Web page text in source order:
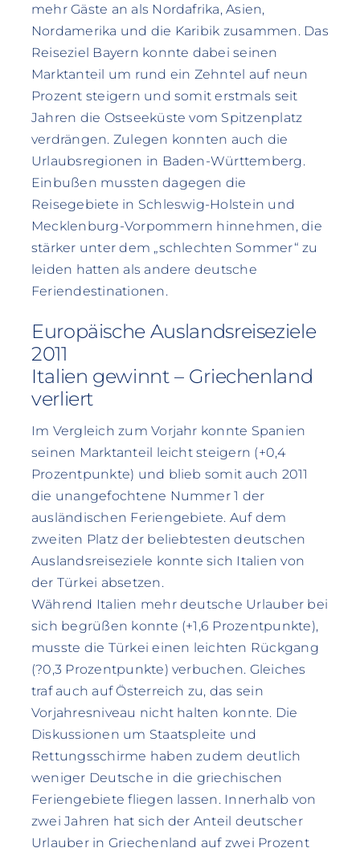
mehr Gäste an als Nordafrika, Asien,
Nordamerika und die Karibik zusammen. Das
Reiseziel Bayern konnte dabei seinen
Marktanteil um rund ein Zehntel auf neun
Prozent steigern und somit erstmals seit
Jahren die Ostseeküste vom Spitzenplatz
verdrängen. Zulegen konnten auch die
Urlaubsregionen in Baden-Württemberg.
Einbußen mussten dagegen die
Reisegebiete in Schleswig-Holstein und
Mecklenburg-Vorpommern hinnehmen, die
stärker unter dem „schlechten Sommer“ zu
leiden hatten als andere deutsche
Feriendestinationen.
Europäische Auslandsreiseziele
2011
Italien gewinnt – Griechenland
verliert
Im Vergleich zum Vorjahr konnte Spanien
seinen Marktanteil leicht steigern (+0,4
Prozentpunkte) und blieb somit auch 2011
die unangefochtene Nummer 1 der
ausländischen Feriengebiete. Auf dem
zweiten Platz der beliebtesten deutschen
Auslandsreiseziele konnte sich Italien von
der Türkei absetzen.
Während Italien mehr deutsche Urlauber bei
sich begrüßen konnte (+1,6 Prozentpunkte),
musste die Türkei einen leichten Rückgang
(?0,3 Prozentpunkte) verbuchen. Gleiches
traf auch auf Österreich zu, das sein
Vorjahresniveau nicht halten konnte. Die
Diskussionen um Staatspleite und
Rettungsschirme haben zudem deutlich
weniger Deutsche in die griechischen
Feriengebiete fliegen lassen. Innerhalb von
zwei Jahren hat sich der Anteil deutscher
Urlauber in Griechenland auf zwei Prozent